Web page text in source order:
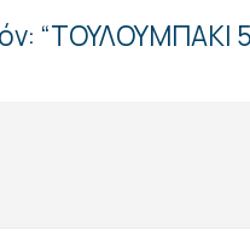
“ΤΟΥΛΟΥΜΠΑΚΙ